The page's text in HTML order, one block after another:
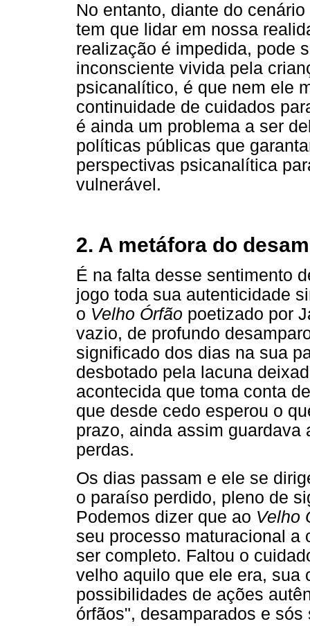
No entanto, diante do
tem que lidar em nossa
realização é impedida, pode
inconsciente vivida pela
psicanalítico, é que nem ele
continuidade de cuidados
é ainda um problema a ser
políticas públicas que
perspectivas psicanalítica
vulnerável.
2. A metáfora do
É na falta desse sentimento
jogo toda sua autenticidade
o Velho Órfão poetizado por
vazio, de profundo
significado dos dias na sua
desbotado pela lacuna
acontecida que toma conta
que desde cedo esperou o
prazo, ainda assim
perdas.
Os dias passam e ele se
o paraíso perdido, pleno de
Podemos dizer que ao Velho
seu processo maturacional a
ser completo. Faltou o
velho aquilo que ele era, sua
possibilidades de ações
órfãos", desamparados e